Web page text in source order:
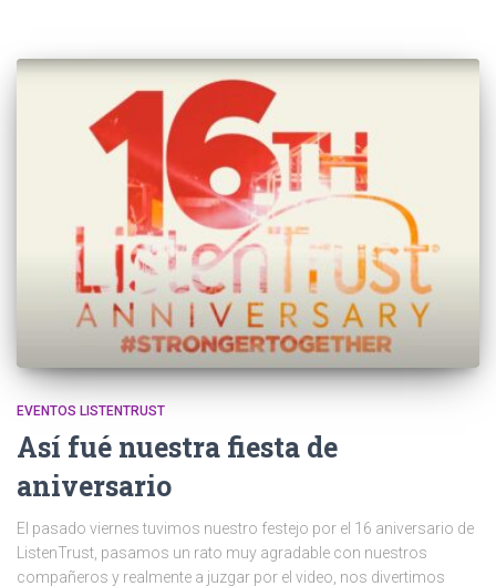
EVENTOS LISTENTRUST
Así fué nuestra fiesta de
aniversario
El pasado viernes tuvimos nuestro festejo por el 16 aniversario de
ListenTrust, pasamos un rato muy agradable con nuestros
compañeros y realmente a juzgar por el video, nos divertimos